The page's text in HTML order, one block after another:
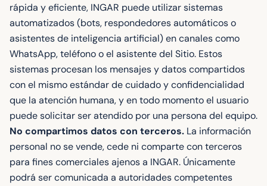
rápida y eficiente, INGAR puede utilizar sistemas
automatizados (bots, respondedores automáticos o
asistentes de inteligencia artificial) en canales como
WhatsApp, teléfono o el asistente del Sitio. Estos
sistemas procesan los mensajes y datos compartidos
con el mismo estándar de cuidado y confidencialidad
que la atención humana, y en todo momento el usuario
puede solicitar ser atendido por una persona del equipo.
No compartimos datos con terceros. La información
personal no se vende, cede ni comparte con terceros
para fines comerciales ajenos a INGAR. Únicamente
podrá ser comunicada a autoridades competentes